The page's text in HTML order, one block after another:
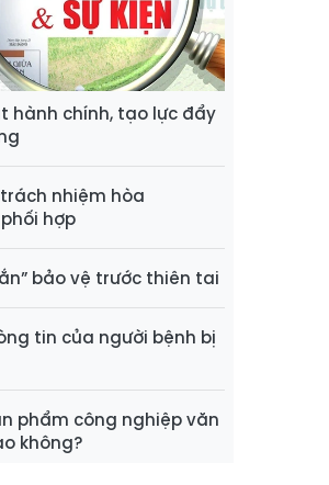
hành chính, tạo lực đẩy
nhiệm hòa
hợp
bảo vệ trước thiên tai
tin của người bệnh bị
phẩm công nghiệp văn
không?